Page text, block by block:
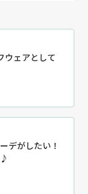
ウェアとして
デがしたい！